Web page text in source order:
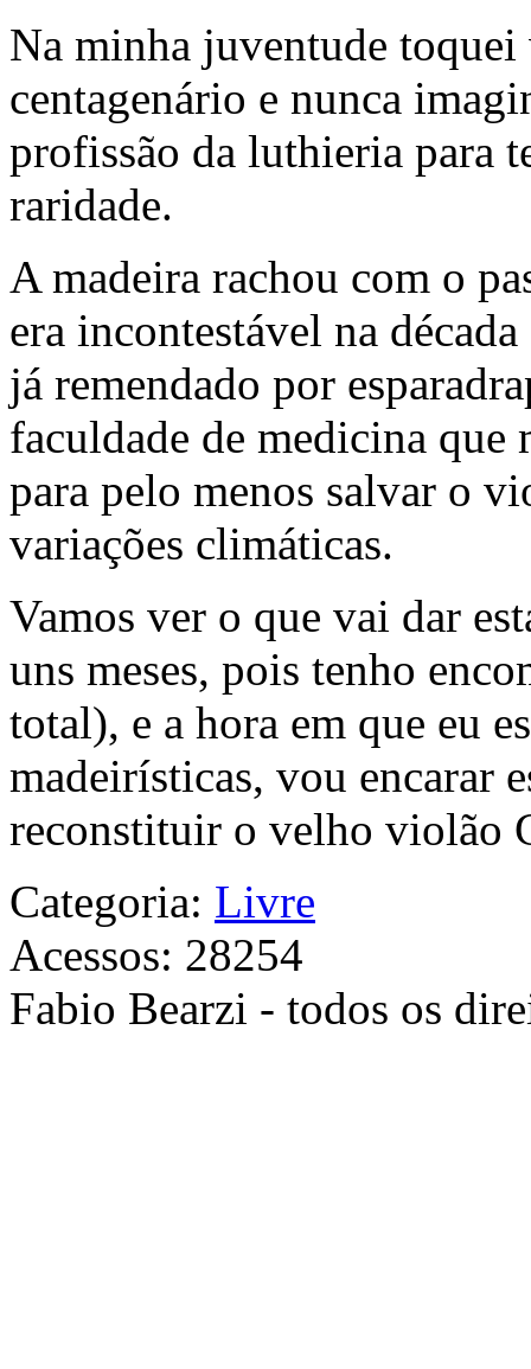
Na minha juventude toquei
centagenário e nunca
profissão da luthieria para
raridade.
A madeira rachou com o
era incontestável na
já remendado por
faculdade de medicina que
para pelo menos salvar o
variações climáticas.
Vamos ver o que vai dar
uns meses, pois tenho
total), e a hora em que eu
madeirísticas, vou encarar
reconstituir o velho violão
Categoria: Livre
Acessos: 28254
Fabio Bearzi - todos os